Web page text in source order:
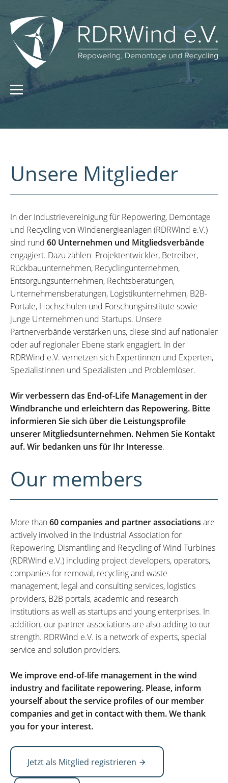
Unsere Mitglieder
In der Industrievereinigung für Repowering, Demontage
und Recycling von Windenergieanlagen (RDRWind e.V.)
sind rund 60 Unternehmen und Mitgliedsverbände
engagiert. Dazu zählen Projektentwickler, Betreiber,
Rückbauunternehmen, Recyclingunternehmen,
Entsorgungsunternehmen, Rechtsberatungen,
Unternehmensberatungen, Logistikunternehmen, B2B-
Portale, Hochschulen und Forschungsinstitute sowie
junge Unternehmen und Startups. Unsere
Partnerverbände verstärken uns, diese sind auf nationaler
oder auf regionaler Ebene stark engagiert. In der
RDRWind e.V. vernetzen sich Expertinnen und Experten,
Spezialistinnen und Spezialisten und Problemlöser.
Wir verbessern das End-of-Life Management in der
Windbranche und erleichtern das Repowering. Bitte
informieren Sie sich über die Leistungsprofile
unserer Mitgliedsunternehmen. Nehmen Sie Kontakt
auf. Wir bedanken uns für Ihr Interesse.
Our members
More than60 companies and partner associations are
actively involved in the Industrial Association for
Repowering, Dismantling and Recycling of Wind Turbines
(RDRWind e.V.) including project developers, operators,
companies for removal, recycling and waste
management, legal and consulting services, logistics
providers, B2B portals, academic and research
institutions as well as startups and young enterprises. In
addition, our partner associations are also adding to our
strength. RDRWind e.V. is a network of experts, special
service and solution providers.
We improve end-of-life management in the wind
industry and facilitate repowering. Please, inform
yourself about the service profiles of our member
companies and get in contact with them. We thank
you for your interest.
Jetzt als Mitglied registrieren